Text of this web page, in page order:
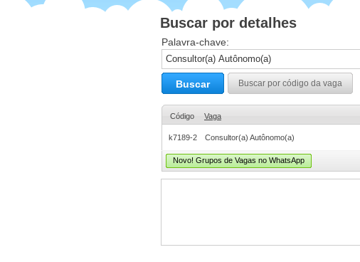
Buscar por detalhes
Palavra-chave:
Buscar Buscar por código da vaga
Código Vaga
k7189-2 Consultor(a) Autônomo(a)
Novo! Grupos de Vagas no WhatsApp